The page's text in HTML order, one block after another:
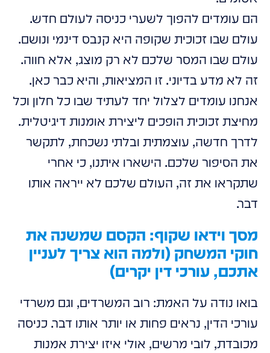
הם עומדים להפוך לשערי כניסה לעולם חדש.
עולם שבו זכוכית שקופה היא קנבס דינמי ונושם.
עולם שבו המסר שלכם לא רק מוצג, אלא חווה.
זה לא מדע בדיוני. זו המציאות, והיא כבר כאן.
אנחנו עומדים לצלול יחד לעתיד שבו כל חלון וכל
מחיצת זכוכית הופכים ליצירת אומנות דיגיטלית.
לדרך חדשה, עוצמתית ובלתי נשכחת, לתקשר
את הסיפור שלכם. הישארו איתנו, כי אחרי
שתקראו את זה, העולם שלכם לא ייראה אותו
דבר.
מסך וידאו שקוף: הקסם שמשנה את
חוקי המשחק (ולמה הוא צריך לעניין
אתכם, עורכי דין יקרים)
בואו נודה על האמת: רוב המשרדים, וגם משרדי
עורכי הדין, נראים פחות או יותר אותו דבר. כניסה
מכובדת, לובי מרשים, אולי איזו יצירת אמנות